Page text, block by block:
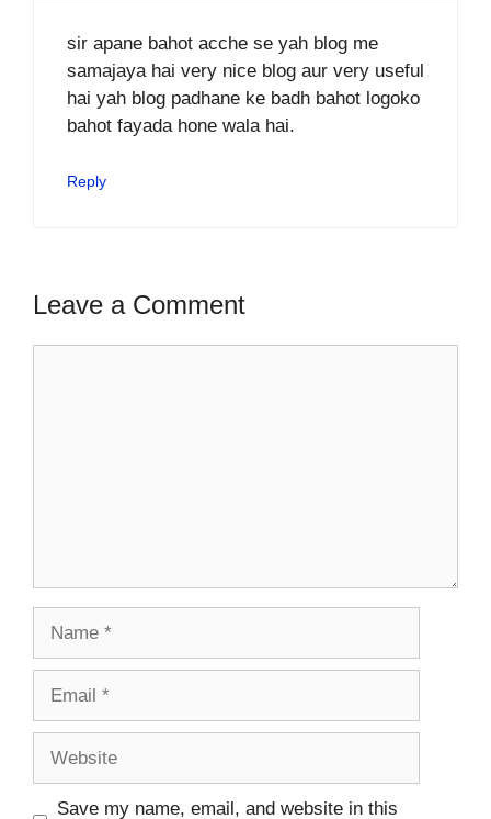
sir apane bahot acche se yah blog me
samajaya hai very nice blog aur very useful
hai yah blog padhane ke badh bahot logoko
bahot fayada hone wala hai.
Reply
Leave a Comment
Save my name, email, and website in this